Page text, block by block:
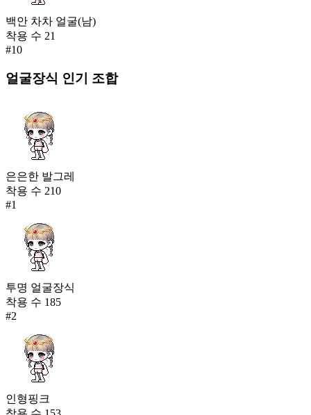
백안 차차 얼굴(남)
착용 수 21
#10
얼굴장식 인기 조합
은은한 발그레
착용 수 210
#1
투명 얼굴장식
착용 수 185
#2
인형핑크